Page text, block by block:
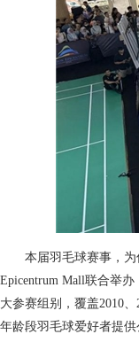
本届羽毛球赛事，
Epicentrum Mall联合举
大参赛组别，覆盖2010
年龄段羽毛球爱好者提